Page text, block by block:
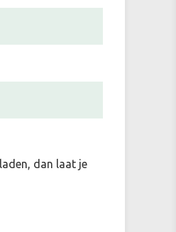
dan laat je